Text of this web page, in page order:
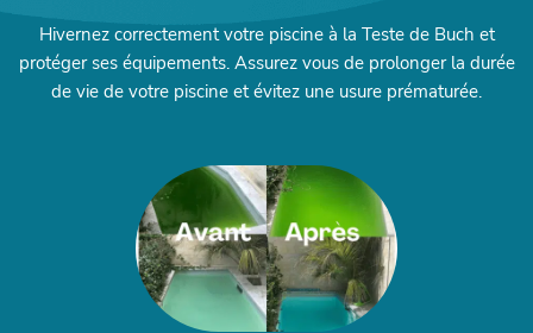
Hivernez correctement votre piscine à la Teste de Buch et
protéger ses équipements. Assurez vous de prolonger la durée
de vie de votre piscine et évitez une usure prématurée.